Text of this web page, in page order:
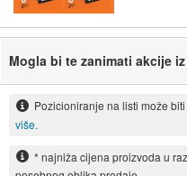
Mogla bi te zanimati akcije
Pozicioniranje na listi može
više.
* najniža cijena proizvoda u